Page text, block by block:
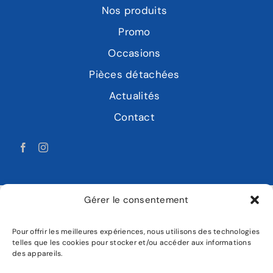
Gérer le consentement
Pour offrir les meilleures expériences, nous utilisons des technologies
telles que les cookies pour stocker et/ou accéder aux informations
des appareils.
Nos produits
Promo
Occasions
Pièces détachées
Actualités
Contact
LABAT MOTOCULTURE